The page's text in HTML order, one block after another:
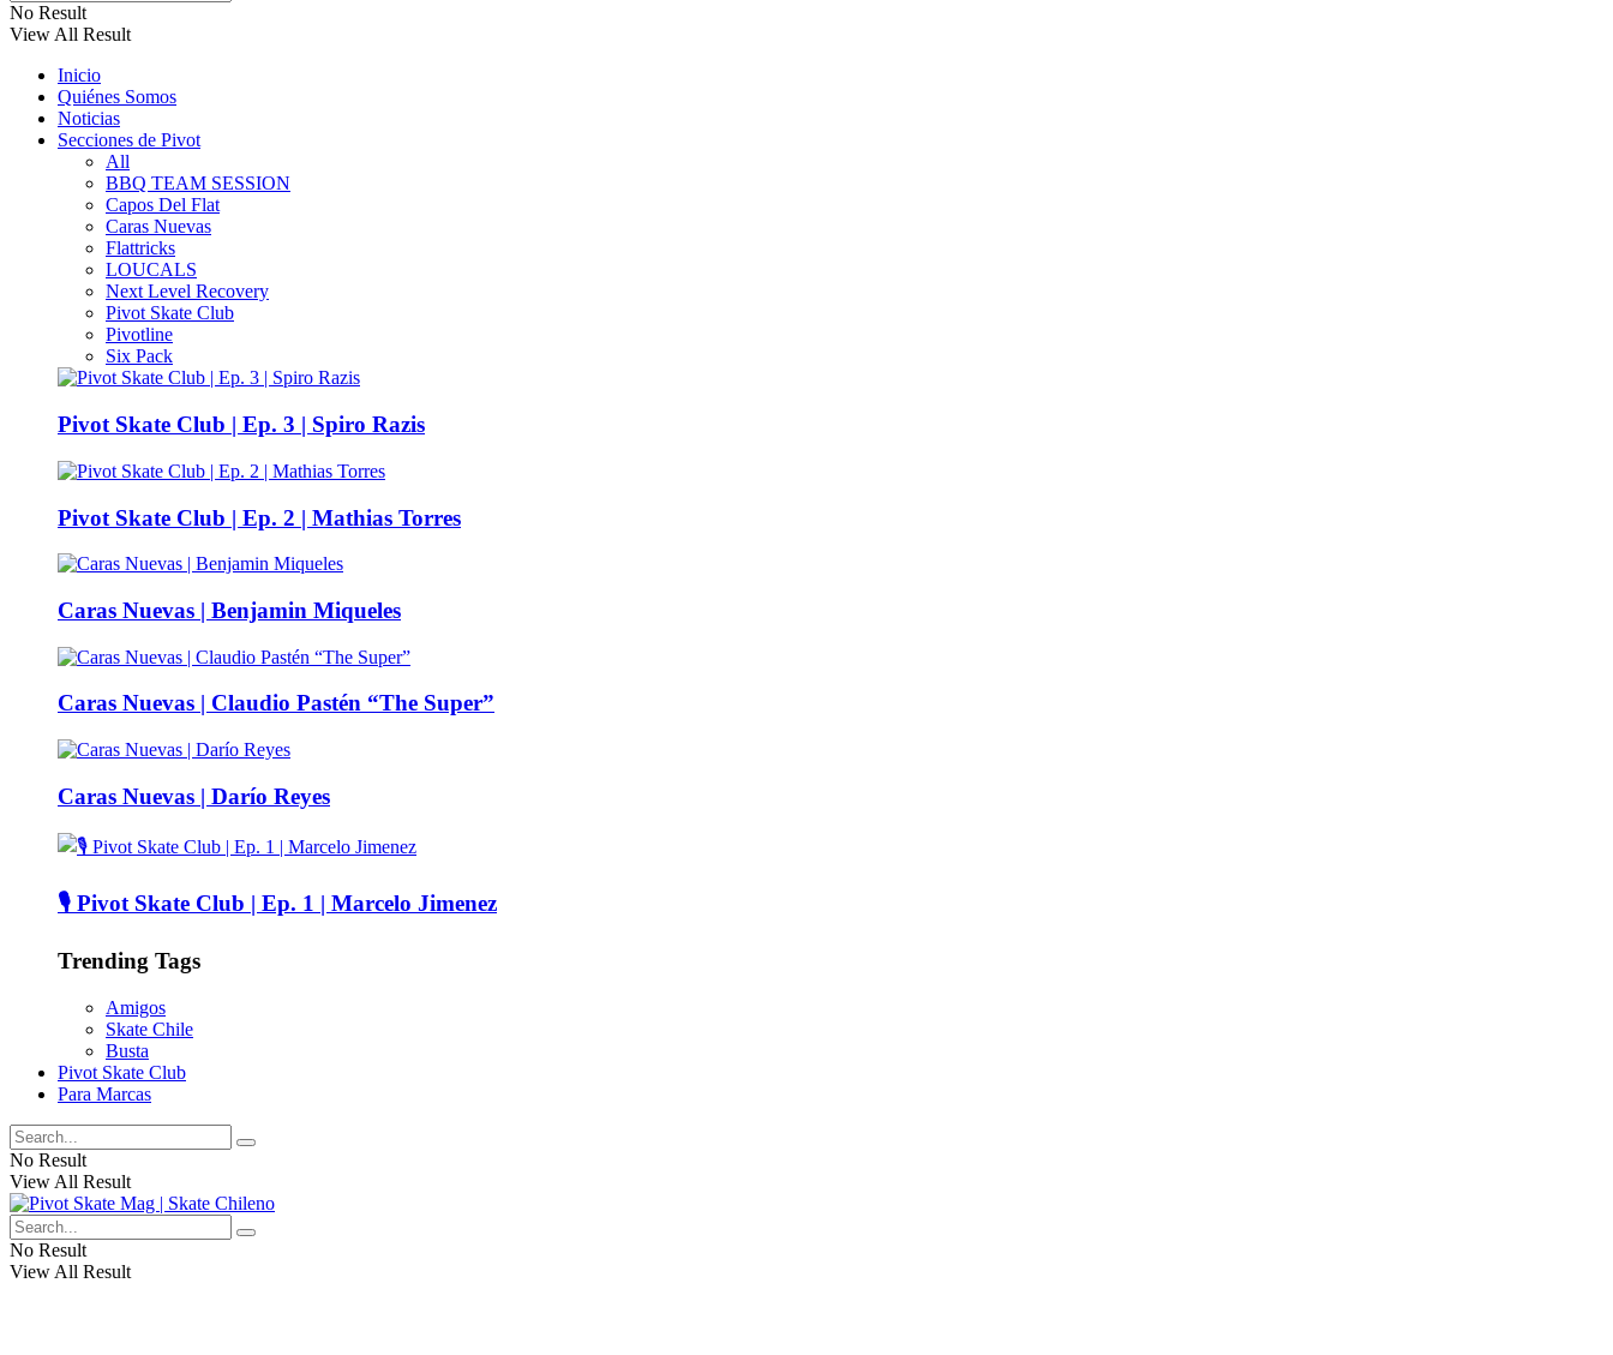
No Result
View All Result
Inicio
Quiénes Somos
Noticias
Secciones de Pivot
All
BBQ TEAM SESSION
Capos Del Flat
Caras Nuevas
Flattricks
LOUCALS
Next Level Recovery
Pivot Skate Club
Pivotline
Six Pack
Pivot Skate Club | Ep. 3 | Spiro Razis
Pivot Skate Club | Ep. 2 | Mathias Torres
Caras Nuevas | Benjamin Miqueles
Caras Nuevas | Claudio Pastén “The Super”
Caras Nuevas | Darío Reyes
🎙️ Pivot Skate Club | Ep. 1 | Marcelo Jimenez
Trending Tags
Amigos
Skate Chile
Busta
Pivot Skate Club
Para Marcas
No Result
View All Result
No Result
View All Result